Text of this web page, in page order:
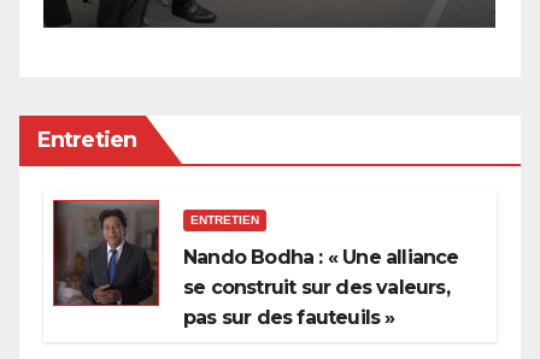
Entretien
ENTRETIEN
Nando Bodha : « Une alliance
se construit sur des valeurs,
pas sur des fauteuils »